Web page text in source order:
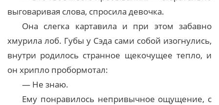
выговаривая слова, спросила девочка.
Она слегка картавила и при этом забавно
хмурила лоб. Губы у Сэда сами собой изогнулись,
внутри родилось странное щекочущее тепло, и
он хрипло пробормотал:
— Не знаю.
Ему понравилось непривычное ощущение, с